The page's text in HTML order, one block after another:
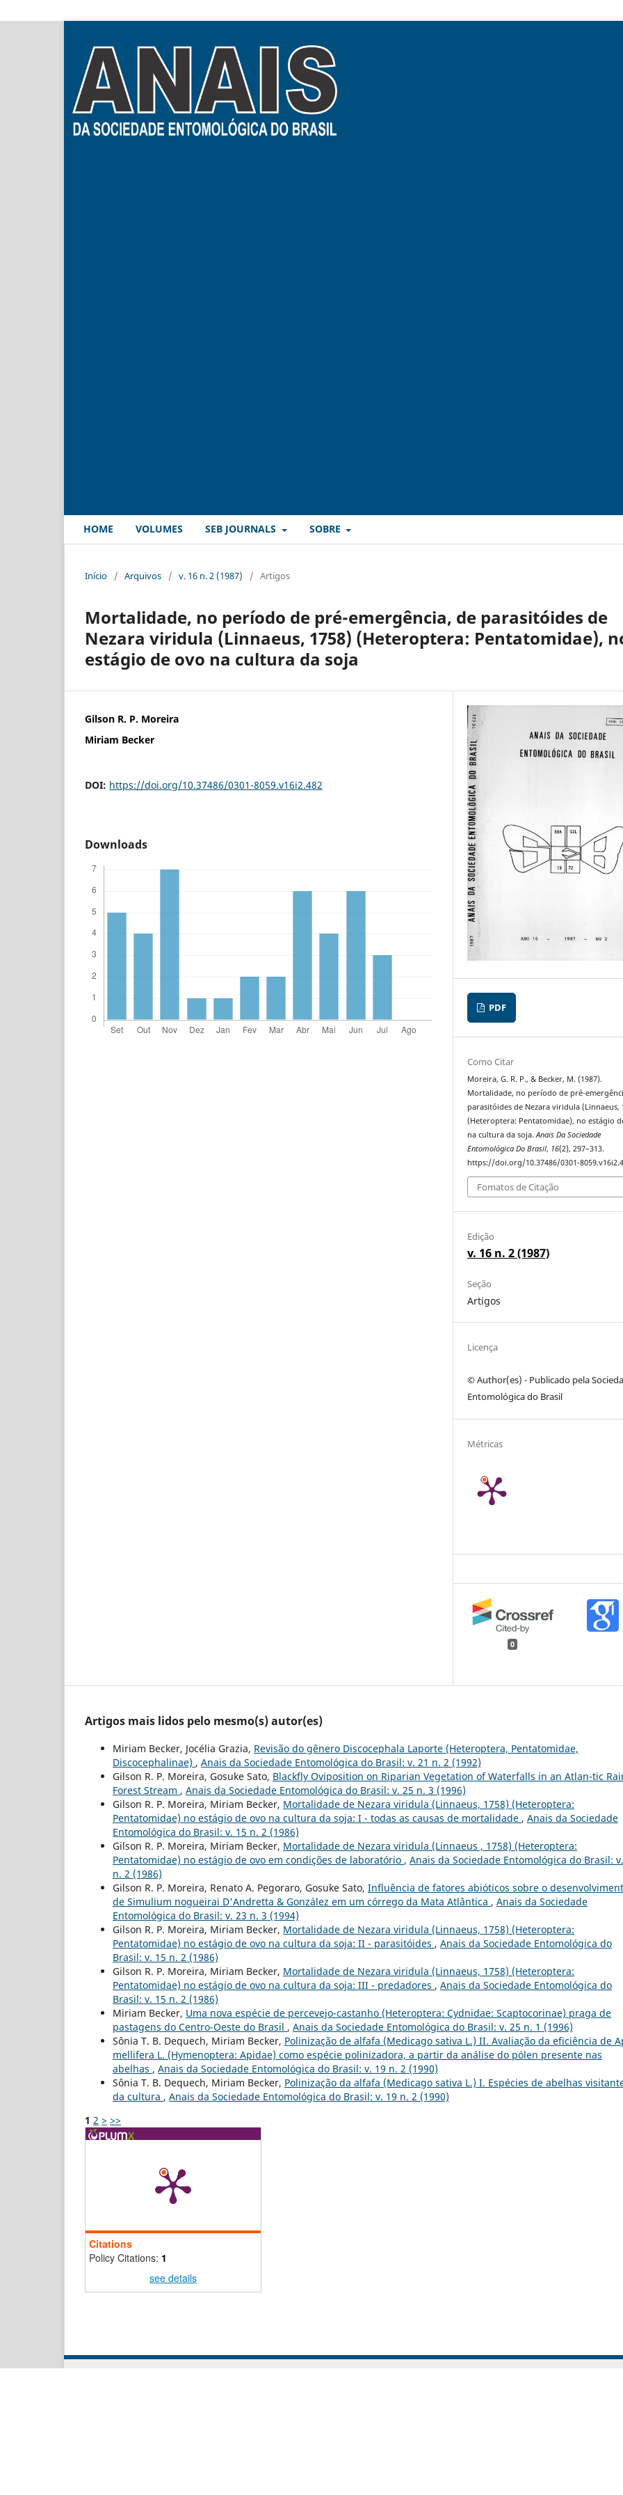
HOME VOLUMES SEB JOURNALS SOBRE
Início / Arquivos / v. 16 n. 2 (1987) / Artigos
Mortalidade, no período de pré-emergência, de parasitóides de
Nezara viridula (Linnaeus, 1758) (Heteroptera: Pentatomidae),
estágio de ovo na cultura da soja
Gilson R. P. Moreira
Miriam Becker
DOI: https://doi.org/10.37486/0301-8059.v16i2.482
Downloads
PDF
Como Citar
Moreira, G. R. P., & Becker, M. (1987).
Mortalidade, no período de pré-
parasitóides de Nezara viridula (Linnaeus,
(Heteroptera: Pentatomidae), no estágio
na cultura da soja.Anais Da Sociedade
Entomológica Do Brasil, 16(2), 297–313.
https://doi.org/10.37486/0301-
Fomatos de Citação
Edição
v. 16 n. 2 (1987)
Seção
Artigos
Licença
© Author(es) - Publicado pela
Entomológica do Brasil
Métricas
0
Artigos mais lidos pelo mesmo(s) autor(es)
Miriam Becker, Jocélia Grazia, Revisão do gênero Discocephala Laporte (Heteroptera, Pentatomidae,
Discocephalinae) , Anais da Sociedade Entomológica do Brasil: v. 21 n. 2 (1992)
Gilson R. P. Moreira, Gosuke Sato, Blackfly Oviposition on Riparian Vegetation of Waterfalls in an Atlan-tic
Forest Stream , Anais da Sociedade Entomológica do Brasil: v. 25 n. 3 (1996)
Gilson R. P. Moreira, Miriam Becker, Mortalidade de Nezara viridula (Linnaeus, 1758) (Heteroptera:
Pentatomidae) no estágio de ovo na cultura da soja: I - todas as causas de mortalidade , Anais da Sociedade
Entomológica do Brasil: v. 15 n. 2 (1986)
Gilson R. P. Moreira, Miriam Becker, Mortalidade de Nezara viridula (Linnaeus , 1758) (Heteroptera:
Pentatomidae) no estágio de ovo em condições de laboratório , Anais da Sociedade Entomológica do Brasil:
n. 2 (1986)
Gilson R. P. Moreira, Renato A. Pegoraro, Gosuke Sato, Influência de fatores abióticos sobre o
de Simulium nogueirai D'Andretta & González em um córrego da Mata Atlântica , Anais da Sociedade
Entomológica do Brasil: v. 23 n. 3 (1994)
Gilson R. P. Moreira, Miriam Becker, Mortalidade de Nezara viridula (Linnaeus, 1758) (Heteroptera:
Pentatomidae) no estágio de ovo na cultura da soja: II - parasitóides , Anais da Sociedade Entomológica do
Brasil: v. 15 n. 2 (1986)
Gilson R. P. Moreira, Miriam Becker, Mortalidade de Nezara viridula (Linnaeus, 1758) (Heteroptera:
Pentatomidae) no estágio de ovo na cultura da soja: III - predadores , Anais da Sociedade Entomológica do
Brasil: v. 15 n. 2 (1986)
Miriam Becker, Uma nova espécie de percevejo-castanho (Heteroptera: Cydnidae: Scaptocorinae) praga de
pastagens do Centro-Oeste do Brasil , Anais da Sociedade Entomológica do Brasil: v. 25 n. 1 (1996)
Sônia T. B. Dequech, Miriam Becker, Polinização de alfafa (Medicago sativa L.) II. Avaliação da eficiência de
mellifera L. (Hymenoptera: Apidae) como espécie polinizadora, a partir da análise do pólen presente nas
abelhas , Anais da Sociedade Entomológica do Brasil: v. 19 n. 2 (1990)
Sônia T. B. Dequech, Miriam Becker, Polinização da alfafa (Medicago sativa L.) I. Espécies de abelhas
da cultura , Anais da Sociedade Entomológica do Brasil: v. 19 n. 2 (1990)
1 2 > >>
Citations
Policy Citations: 1
see details